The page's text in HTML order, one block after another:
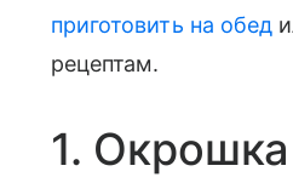
приготовить на обед
рецептам.
1.